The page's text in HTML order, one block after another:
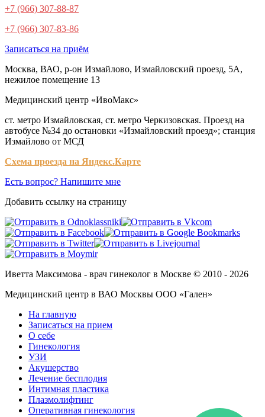
+7 (966) 307-88-87
+7 (966) 307-83-86
Записаться на приём
Москва, ВАО, р-он Измайлово, Измайловский проезд, 5А,
нежилое помещение 13
Медицинский центр «ИвоМакс»
ст. метро Измайловская, ст. метро Черкизовская. Проезд на
автобусе №34 до остановки «Измайловский проезд»; станция
Измайлово от МСД
Схема проезда на Яндекс.Карте
Есть вопрос? Напишите мне
Добавить ссылку на страницу
Иветта Максимова - врач гинеколог в Москве © 2010 - 2026
Медицинский центр в ВАО Москвы ООО «Гален»
На главную
Записаться на прием
О себе
Гинекология
УЗИ
Акушерство
Лечение бесплодия
Интимная пластика
Плазмолифтинг
Оперативная гинекология